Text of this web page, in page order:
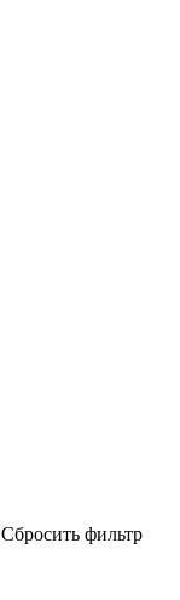
Сбросить фильтр